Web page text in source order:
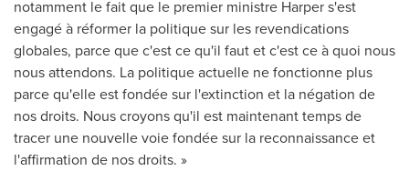
notamment le fait que le premier ministre Harper s'est
engagé à réformer la politique sur les revendications
globales, parce que c'est ce qu'il faut et c'est ce à quoi nous
nous attendons. La politique actuelle ne fonctionne plus
parce qu'elle est fondée sur l'extinction et la négation de
nos droits. Nous croyons qu'il est maintenant temps de
tracer une nouvelle voie fondée sur la reconnaissance et
l'affirmation de nos droits. »